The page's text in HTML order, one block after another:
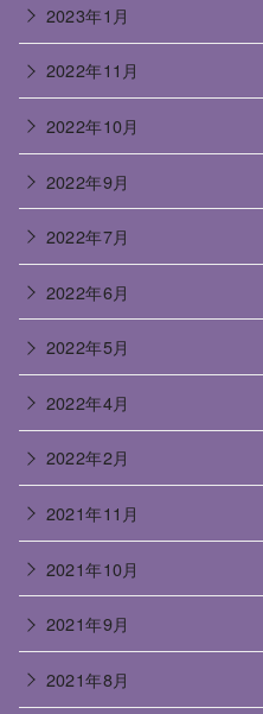
2023年1月
2022年11月
2022年10月
2022年9月
2022年7月
2022年6月
2022年5月
2022年4月
2022年2月
2021年11月
2021年10月
2021年9月
2021年8月